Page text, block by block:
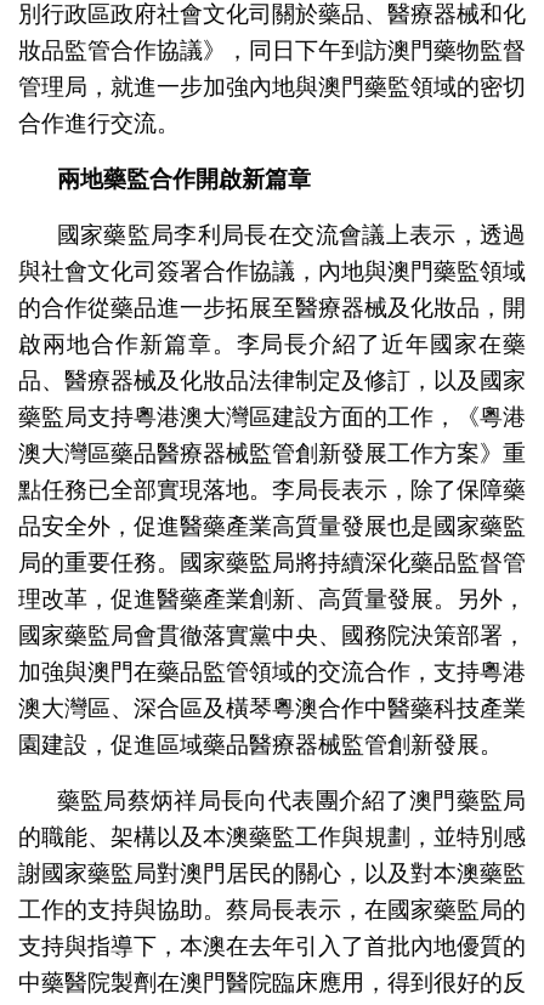
別行政區政府社會文化司關於藥品、醫療器械和化
妝品監管合作協議》，同日下午到訪澳門藥物監督
管理局，就進一步加強內地與澳門藥監領域的密切
合作進行交流。
兩地藥監合作開啟新篇章
國家藥監局李利局長在交流會議上表示，透過
與社會文化司簽署合作協議，內地與澳門藥監領域
的合作從藥品進一步拓展至醫療器械及化妝品，開
啟兩地合作新篇章。李局長介紹了近年國家在藥
品、醫療器械及化妝品法律制定及修訂，以及國家
藥監局支持粵港澳大灣區建設方面的工作，《粵港
澳大灣區藥品醫療器械監管創新發展工作方案》重
點任務已全部實現落地。李局長表示，除了保障藥
品安全外，促進醫藥產業高質量發展也是國家藥監
局的重要任務。國家藥監局將持續深化藥品監督管
理改革，促進醫藥產業創新、高質量發展。另外，
國家藥監局會貫徹落實黨中央、國務院決策部署，
加強與澳門在藥品監管領域的交流合作，支持粵港
澳大灣區、深合區及橫琴粵澳合作中醫藥科技產業
園建設，促進區域藥品醫療器械監管創新發展。
藥監局蔡炳祥局長向代表團介紹了澳門藥監局
的職能、架構以及本澳藥監工作與規劃，並特別感
謝國家藥監局對澳門居民的關心，以及對本澳藥監
工作的支持與協助。蔡局長表示，在國家藥監局的
支持與指導下，本澳在去年引入了首批內地優質的
中藥醫院製劑在澳門醫院臨床應用，得到很好的反